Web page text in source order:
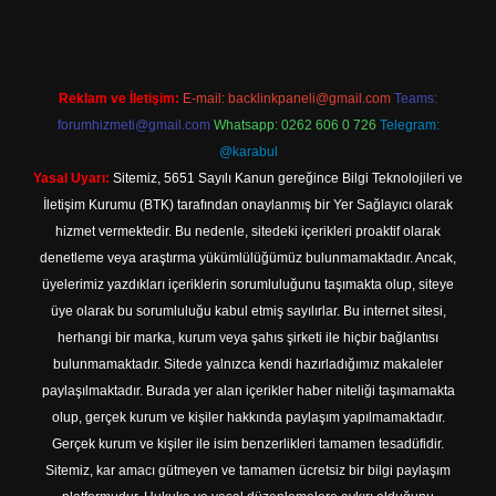
Reklam ve İletişim: E-mail: backlinkpaneli@gmail.com Teams:
forumhizmeti@gmail.com Whatsapp: 0262 606 0 726 Telegram:
@karabul
Yasal Uyarı: Sitemiz, 5651 Sayılı Kanun gereğince Bilgi Teknolojileri ve
İletişim Kurumu (BTK) tarafından onaylanmış bir Yer Sağlayıcı olarak
hizmet vermektedir. Bu nedenle, sitedeki içerikleri proaktif olarak
denetleme veya araştırma yükümlülüğümüz bulunmamaktadır. Ancak,
üyelerimiz yazdıkları içeriklerin sorumluluğunu taşımakta olup, siteye
üye olarak bu sorumluluğu kabul etmiş sayılırlar. Bu internet sitesi,
herhangi bir marka, kurum veya şahıs şirketi ile hiçbir bağlantısı
bulunmamaktadır. Sitede yalnızca kendi hazırladığımız makaleler
paylaşılmaktadır. Burada yer alan içerikler haber niteliği taşımamakta
olup, gerçek kurum ve kişiler hakkında paylaşım yapılmamaktadır.
Gerçek kurum ve kişiler ile isim benzerlikleri tamamen tesadüfidir.
Sitemiz, kar amacı gütmeyen ve tamamen ücretsiz bir bilgi paylaşım